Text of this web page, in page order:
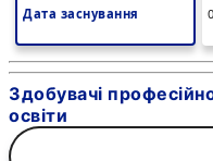
Дата заснування
Здобувачі
освіти